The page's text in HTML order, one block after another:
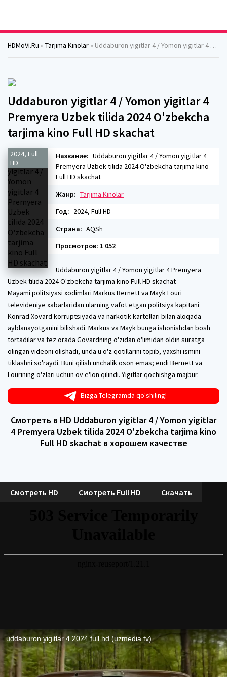
HDMoVi.Ru » Tarjima Kinolar » Uddaburon yigitlar 4 / Yomon yigitlar 4 Premyera Uzbek tilida 2024 O'zbekcha tarjima kino Full HD skachat
Uddaburon yigitlar 4 / Yomon yigitlar 4
Premyera Uzbek tilida 2024 O'zbekcha
tarjima kino Full HD skachat
2024, Full
HD
Название: Uddaburon yigitlar 4 / Yomon yigitlar 4
Premyera Uzbek tilida 2024 O'zbekcha tarjima kino
Full HD skachat
Жанр: Tarjima Kinolar
Год: 2024, Full HD
Страна: AQSh
Просмотров: 1 052
Uddaburon yigitlar 4 / Yomon yigitlar 4 Premyera
Uzbek tilida 2024 O'zbekcha tarjima kino Full HD skachat
Mayami politsiyasi xodimlari Markus Bernett va Mayk Louri
televideniye xabarlaridan ularning vafot etgan politsiya kapitani
Konrad Xovard korruptsiyada va narkotik kartellari bilan aloqada
ayblanayotganini bilishadi. Markus va Mayk bunga ishonishdan bosh
tortadilar va tez orada Govardning o'zidan o'limidan oldin suratga
olingan videoni olishadi, unda u o'z qotillarini topib, yaxshi ismini
tiklashni so'raydi. Buni qilish unchalik oson emas; endi Bernett va
Lourining o'zlari uchun ov e'lon qilindi. Yigitlar qochishga majbur.
Bizga Telegramda qo'shiling!
Смотреть в HD Uddaburon yigitlar 4 / Yomon yigitlar
4 Premyera Uzbek tilida 2024 O'zbekcha tarjima kino
Full HD skachat в хорошем качестве
Смотреть HD Смотреть Full HD Скачать